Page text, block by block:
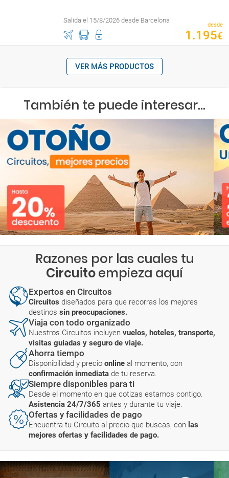
Salida el 15/8/2026 desde Barcelona
desde
1 .195€
VER MÁS PRODUCTOS
También te puede interesar...
Razones por las cuales tu
Circuitoempieza aquí
Expertos en Circuitos
Circuitos diseñados para que recorras los mejores
destinos sin preocupaciones.
Viaja con todo organizado
Nuestros Circuitos incluyen vuelos, hoteles, transporte,
visitas guiadas y seguro de viaje.
Ahorra tiempo
Disponibilidad y precio online al momento, con
confirmación inmediata de tu reserva.
Siempre disponibles para ti
Desde el momento en que cotizas estamos contigo.
Asistencia 24/7/365 antes y durante tu viaje.
Ofertas y facilidades de pago
Encuentra tu Circuito al precio que buscas, con las
mejores ofertas y facilidades de pago.